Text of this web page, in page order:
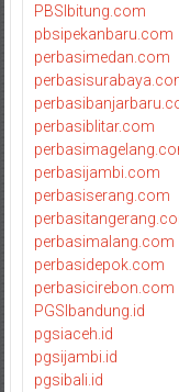
PBSIbitung.com
pbsipekanbaru.com
perbasimedan.com
perbasiblitar.com
perbasijambi.com
perbasiserang.com
perbasimalang.com
perbasidepok.com
perbasicirebon.com
PGSIbandung.id
pgsiaceh.id
pgsijambi.id
pgsibali.id